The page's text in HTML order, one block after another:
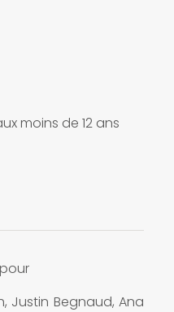
moins de 12 ans
Justin Begnaud, Ana